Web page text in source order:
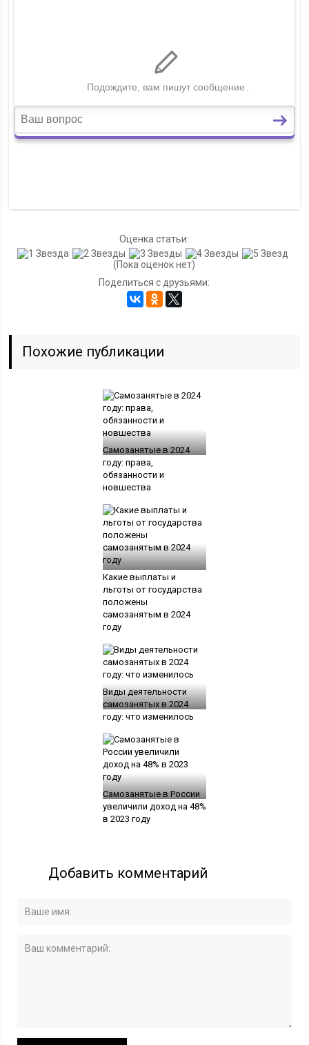
Оценка статьи:
(Пока оценок нет)
Поделиться с друзьями:
Похожие публикации
Самозанятые в 2024
году: права,
обязанности и
новшества
Какие выплаты и
льготы от государства
положены
самозанятым в 2024
году
Виды деятельности
самозанятых в 2024
году: что изменилось
Самозанятые в России
увеличили доход на 48%
в 2023 году
Добавить комментарий